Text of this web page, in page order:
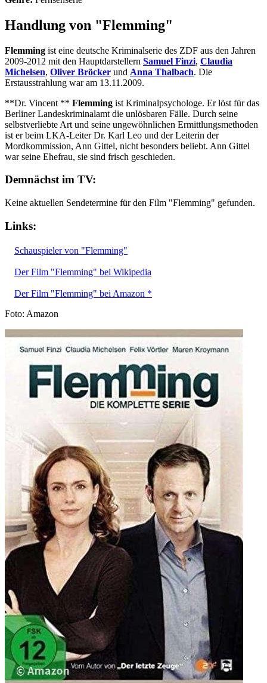
Handlung von "Flemming"
Flemming ist eine deutsche Kriminalserie des ZDF aus den Jahren
2009-2012 mit den Hauptdarstellern Samuel Finzi, Claudia
Michelsen, Oliver Bröcker und Anna Thalbach. Die
Erstausstrahlung war am 13.11.2009.
**Dr. Vincent ** Flemming ist Kriminalpsychologe. Er löst für das
Berliner Landeskriminalamt die unlösbaren Fälle. Durch seine
selbstverliebte Art und seine ungewöhnlichen Ermittlungsmethoden
ist er beim LKA-Leiter Dr. Karl Leo und der Leiterin der
Mordkommission, Ann Gittel, nicht besonders beliebt. Ann Gittel
war seine Ehefrau, sie sind frisch geschieden.
Demnächst im TV:
Keine aktuellen Sendetermine für den Film "Flemming" gefunden.
Links:
Schauspieler von "Flemming"
Der Film "Flemming" bei Wikipedia
Der Film "Flemming" bei Amazon *
Foto: Amazon